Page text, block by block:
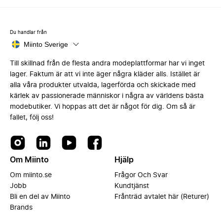
Du handlar från
Miinto Sverige
Till skillnad från de flesta andra modeplattformar har vi inget
lager. Faktum är att vi inte äger några kläder alls. Istället är
alla våra produkter utvalda, lagerförda och skickade med
kärlek av passionerade människor i några av världens bästa
modebutiker. Vi hoppas att det är något för dig. Om så är
fallet, följ oss!
Om Miinto
Om miinto.se
Jobb
Bli en del av Miinto
Brands
Hjälp
Frågor Och Svar
Kundtjänst
Frånträd avtalet här (Returer)